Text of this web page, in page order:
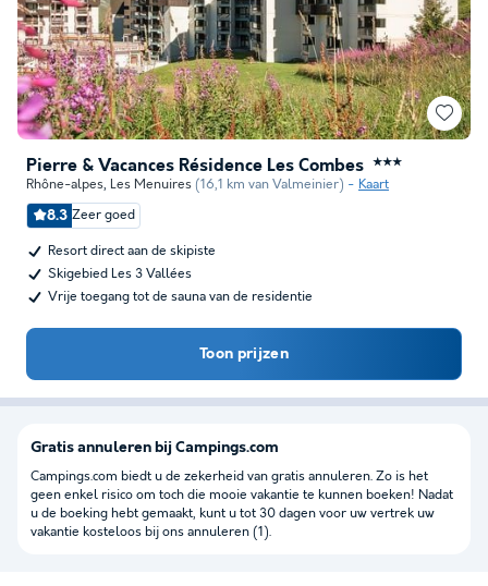
Pierre & Vacances Résidence Les Combes ★★★
Rhône-alpes, Les Menuires (16,1 km van Valmeinier) Kaart
8.3 Zeer goed
Resort direct aan de skipiste
Skigebied Les 3 Vallées
Vrije toegang tot de sauna van de residentie
Toon prijzen
Gratis annuleren bij Campings.com
Campings.com biedt u de zekerheid van gratis annuleren. Zo is het
geen enkel risico om toch die mooie vakantie te kunnen boeken! Nadat
u de boeking hebt gemaakt, kunt u tot 30 dagen voor uw vertrek uw
vakantie kosteloos bij ons annuleren (1).